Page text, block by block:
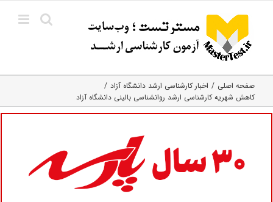
content
صفحه اصلی
اخبار کارشناسی ارشد دانشگاه آزاد
کاهش شهریه کارشناسی ارشد روانشناسی بالینی دانشگاه آزاد